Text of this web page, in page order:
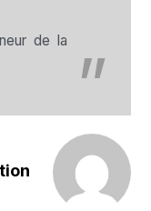
de la